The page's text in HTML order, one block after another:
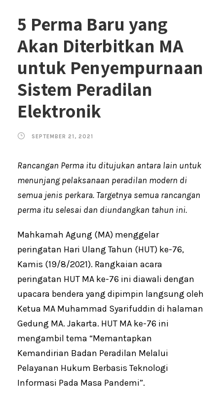
5 Perma Baru yang
Akan Diterbitkan MA
untuk Penyempurnaan
Sistem Peradilan
Elektronik
SEPTEMBER 21, 2021
Rancangan Perma itu ditujukan antara lain untuk
menunjang pelaksanaan peradilan modern di
semua jenis perkara. Targetnya semua rancangan
perma itu selesai dan diundangkan tahun ini.
Mahkamah Agung (MA) menggelar
peringatan Hari Ulang Tahun (HUT) ke-76,
Kamis (19/8/2021). Rangkaian acara
peringatan HUT MA ke-76 ini diawali dengan
upacara bendera yang dipimpin langsung oleh
Ketua MA Muhammad Syarifuddin di halaman
Gedung MA. Jakarta. HUT MA ke-76 ini
mengambil tema “Memantapkan
Kemandirian Badan Peradilan Melalui
Pelayanan Hukum Berbasis Teknologi
Informasi Pada Masa Pandemi”.